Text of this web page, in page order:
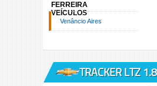
FERREIRA
VEÍCULOS
Venâncio Aires
TRACKER LTZ 1.8